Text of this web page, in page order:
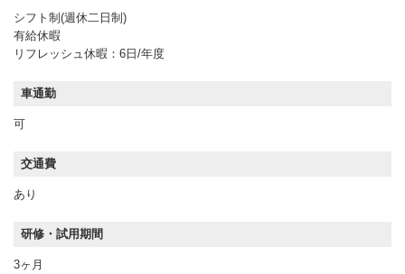
シフト制(週休二日制)
有給休暇
リフレッシュ休暇：6日/年度
車通勤
可
交通費
あり
研修・試用期間
3ヶ月